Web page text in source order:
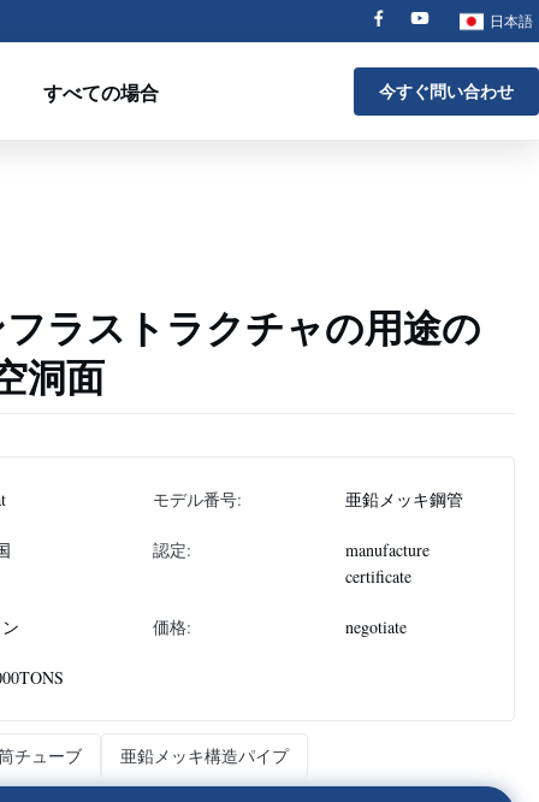
日本語
すべての場合 今すぐ問い合わせ
ラストラクチャの用途の
洞面
モデル番号: 亜鉛メッキ鋼管
認定:
manufacture
certificate
価格: negotiate
チューブ 亜鉛メッキ構造パイプ